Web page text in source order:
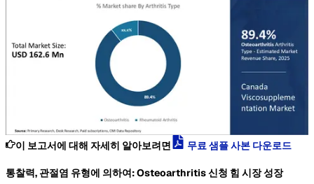
이 보고서에 대해 자세히 알아보려면 무료 샘플 사본 다운로드
통찰력, 관절염 유형에 의하여: Osteoarthritis 신청 힘 시장 성장